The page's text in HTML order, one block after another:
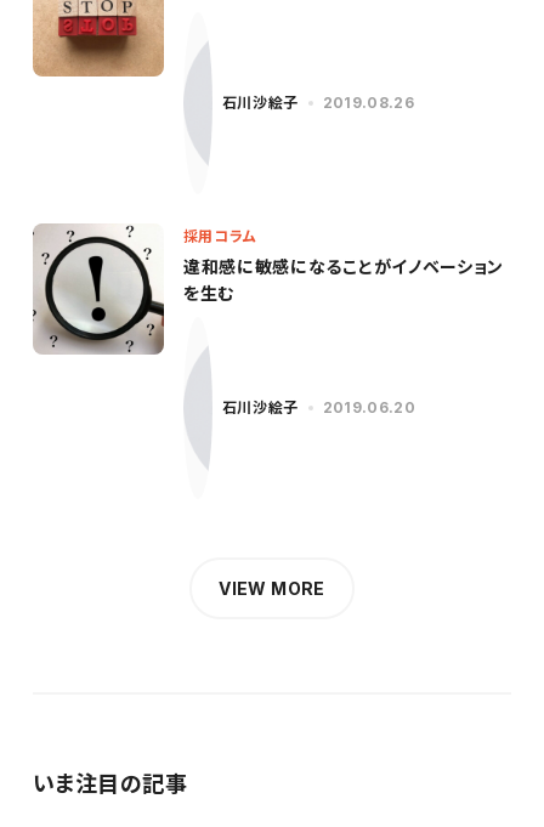
石川沙絵子 2019.08.26
採用コラム
違和感に敏感になることがイノベーション
を生む
石川沙絵子 2019.06.20
VIEW MORE
いま注目の記事